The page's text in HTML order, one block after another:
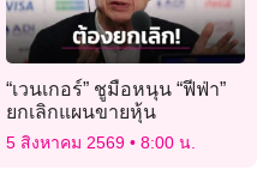
“เวนเกอร์” ชูมือหนุน “ฟีฟ่า”
ยกเลิกแผนขายหุ้น
5 สิงหาคม 2569 8:00 น.